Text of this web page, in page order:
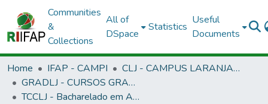
Communities
&
Collections
All of
DSpace
Statistics
Useful
Documents
Home IFAP - CAMPI
CLJ - CAMPUS LARANJAL DO JARI
GRADLJ - CURSOS GRADUAÇÃO - CAMPUS LARANJAL DO JARI
TCCLJ - Bacharelado em Administração